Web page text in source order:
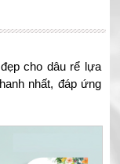
cho dâu rể lựa
nhất, đáp ứng